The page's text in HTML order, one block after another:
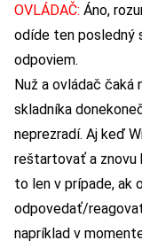
OVLÁDAČ: Áno,
odíde ten posledný
odpoviem.
Nuž a ovládač čaká
skladníka
neprezradí. Aj keď
reštartovať a znovu
to len v prípade, ak
odpovedať/
napríklad v